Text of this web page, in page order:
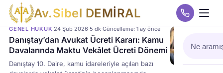
Av.Sibel DEMİRAL
GENEL HUKUK·24 Şub 2026·5 dk·Güncelleme: 1 ay önce
Danıştay’dan Avukat Ücreti Kararı: Kamu
Davalarında Maktu Vekâlet Ücreti Dönemi
Danıştay 10. Daire, kamu idareleriyle açılan bazı